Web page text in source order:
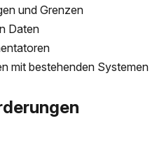
und Grenzen
Daten
mit bestehenden Systemen